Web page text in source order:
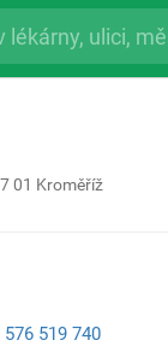
01 Kroměříž
576 519 740